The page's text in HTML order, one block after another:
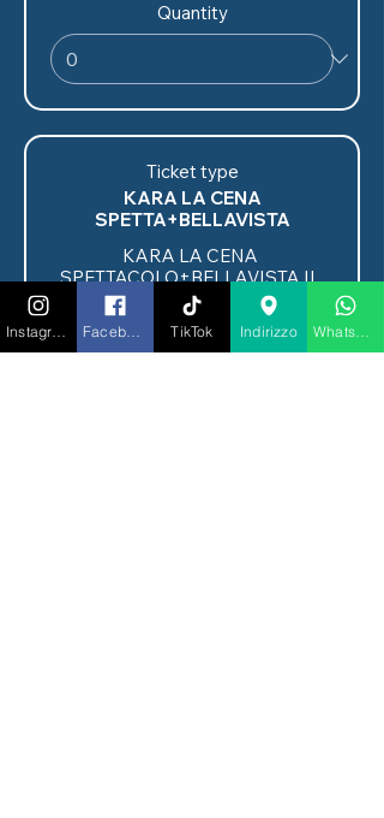
Quantity
Ticket type
KARA LA CENA
SPETTA+BELLAVISTA
KARA LA CENA
SPETTACOLO+BELLAVISTA IL
BIGLIETTO DI ENTRATA
COMPRENDE:
✅ Ingresso
TikTok Indirizzo